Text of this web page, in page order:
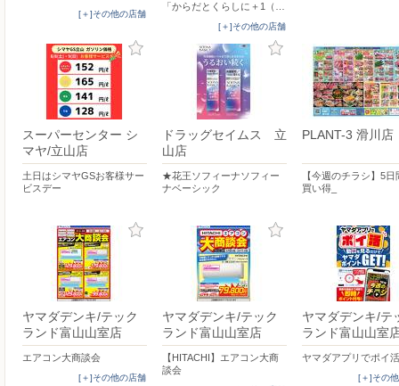
[＋]その他の店舗
「からだとくらしに＋1（…
[＋]その他の店舗
スーパーセンター シ
マヤ/立山店
土日はシマヤGSお客様サー
ビスデー
ドラッグセイムス 立
山店
★花王ソフィーナソフィー
ナベーシック
PLANT-3 滑川店
【今週のチラシ】5日
買い得_
ヤマダデンキ/テック
ランド富山山室店
エアコン大商談会
[＋]その他の店舗
ヤマダデンキ/テック
ランド富山山室店
【HITACHI】エアコン大商
談会
ヤマダデンキ/テ
ランド富山山室
ヤマダアプリでポイ活
[＋]その